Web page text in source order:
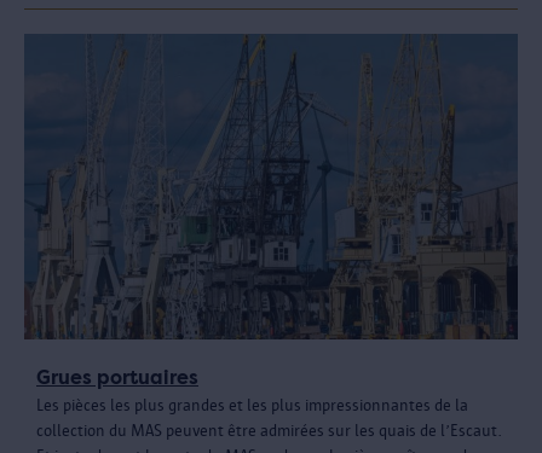
Grues portuaires
Les pièces les plus grandes et les plus impressionnantes de la
collection du MAS peuvent être admirées sur les quais de l’Escaut.